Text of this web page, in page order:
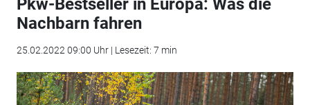
Pkw-Bestseller in Europa: Was die
Nachbarn fahren
25.02.2022 09:00 Uhr | Lesezeit: 7 min